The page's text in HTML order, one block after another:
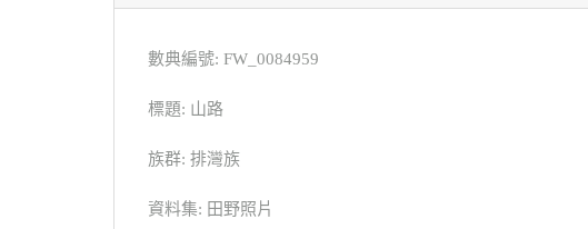
數典編號: FW_0084959
標題: 山路
族群: 排灣族
資料集: 田野照片